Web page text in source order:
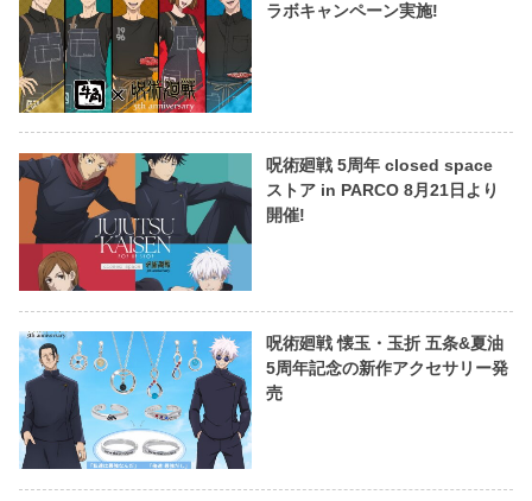
ラボキャンペーン実施!
呪術廻戦 5周年 closed space
ストア in PARCO 8月21日より
開催!
呪術廻戦 懐玉・玉折 五条&夏油
5周年記念の新作アクセサリー発
売